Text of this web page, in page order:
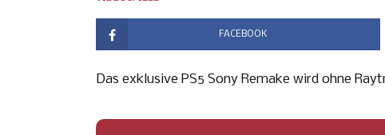
FACEBOOK
Das exklusive PS5 Sony Remake wird ohne